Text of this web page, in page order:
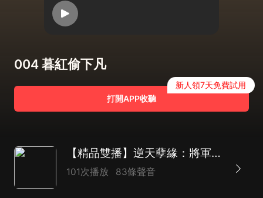
004 暮紅偷下凡
打開APP收聽
新人領7天免費試用
【精品雙播】逆天孽緣：將軍從了本宮吧|仙凡奇緣
101次播放 83條聲音